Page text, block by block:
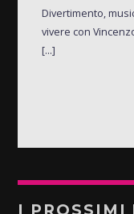
Divertimento,
vivere con
[...]
I PROSSIMI